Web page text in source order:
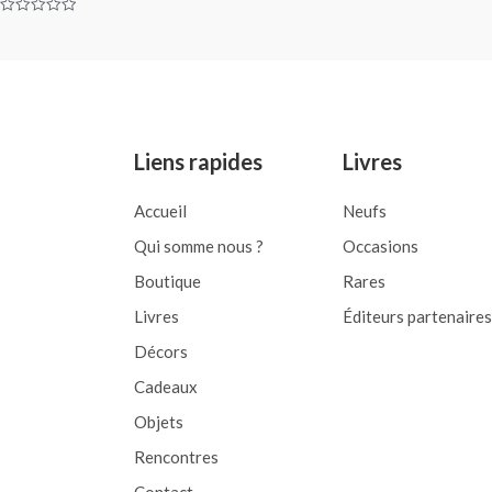
Liens rapides
Accueil
Qui somme nous ?
Boutique
Livres
Décors
Cadeaux
Objets
Rencontres
Livres
Neufs
Occasions
Rares
Éditeurs partenaires